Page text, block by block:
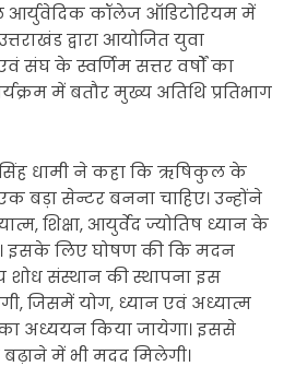
आर्युवेदिक कॉलेज ऑडिटोरियम में
द्वारा आयोजित युवा
संघ के स्वर्णिम सत्तर वर्षों का
में बतौर मुख्य अतिथि प्रतिभाग
सिंह धामी ने कहा कि ऋषिकुल के
बड़ा सेन्टर बनना चाहिए। उन्होंने
शिक्षा, आयुर्वेद ज्योतिष ध्यान के
इसके लिए घोषण की कि मदन
शोध संस्थान की स्थापना इस
जिसमें योग, ध्यान एवं अध्यात्म
अध्ययन किया जायेगा। इससे
बढ़ाने में भी मदद मिलेगी।